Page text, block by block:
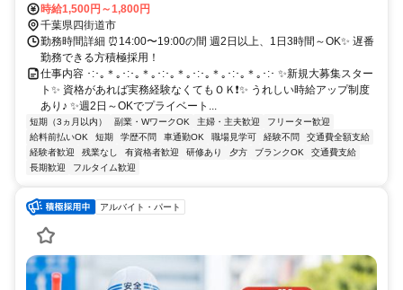
料駐車場あり）⭐お給料即払いOK♪
時給1,500円～1,800円
千葉県四街道市
勤務時間詳細 ⏰14:00〜19:00の間 週2日以上、1日3時間～OK✨ 遅番
勤務できる方積極採用！
仕事内容 ･:･｡＊｡･:･｡＊｡･:･｡＊｡･:･｡＊｡･:･｡＊｡･:･ ✨新規大募集スター
ト✨ 資格があれば実務経験なくてもＯＫ❗✨ うれしい時給アップ制度
あり♪ ✨週2日～OKでプライベート...
短期（3ヵ月以内） 副業・WワークOK 主婦・主夫歓迎
フリーター歓迎
給料前払いOK
短期 学歴不問 車通勤OK 職場見学可 経験不問
交通費全額支給
経験者歓迎
残業なし 有資格者歓迎 研修あり 夕方 ブランクOK
交通費支給
長期歓迎
フルタイム歓迎
アルバイト・パート